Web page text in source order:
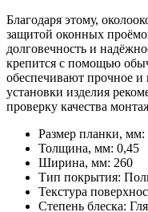
Благодаря этому,
защитой оконных
долговечность и
крепится с помощью
обеспечивают прочное
установки изделия
проверку качества
Размер планки, мм:
Толщина, мм: 0,45
Ширина, мм: 260
Тип покрытия:
Текстура
Степень блеска: